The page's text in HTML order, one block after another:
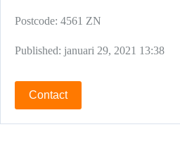
Postcode: 4561 ZN
Published: januari 29, 2021 13:38
Contact